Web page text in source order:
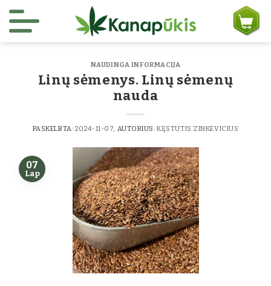
Skip to content
NAUDINGA INFORMACIJA
Linų sėmenys. Linų sėmenų
nauda
PASKELBTA: 2024-11-07 , AUTORIUS:KĘSTUTIS ZINKEVICIUS
07
Lap